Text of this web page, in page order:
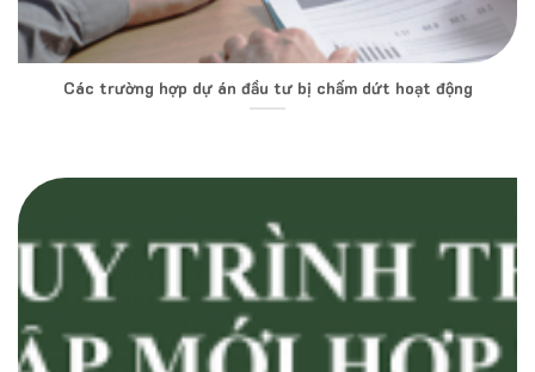
Các trường hợp dự án đầu tư bị chấm dứt hoạt động